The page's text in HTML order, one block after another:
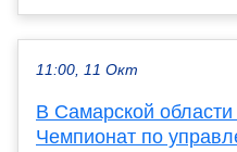
11:00, 11 Окт
В Самарской
Чемпионат по